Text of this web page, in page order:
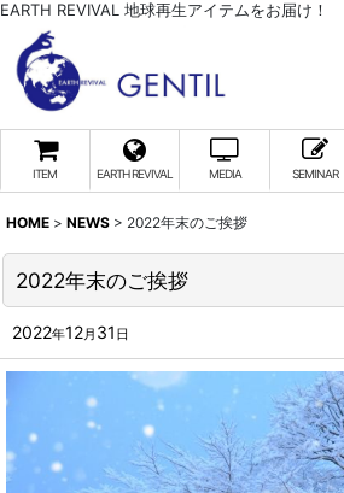
EARTH REVIVAL 地球再生アイテムをお届け！
ITEM EARTH REVIVAL MEDIA SEMINAR
HOME > NEWS > 2022年末のご挨拶
2022年末のご挨拶
2022年12月 31 日